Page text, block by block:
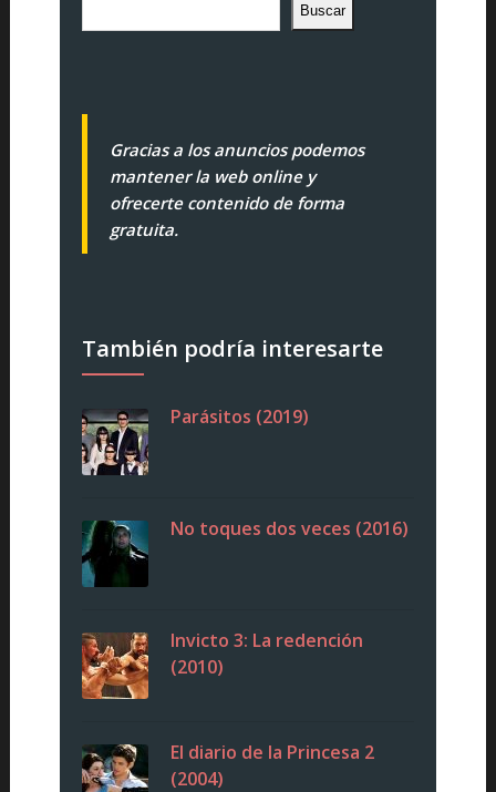
Buscar
Gracias a los anuncios podemos
mantener la web online y
ofrecerte contenido de forma
gratuita.
También podría interesarte
Parásitos (2019)
No toques dos veces (2016)
Invicto 3: La redención
(2010)
El diario de la Princesa 2
(2004)